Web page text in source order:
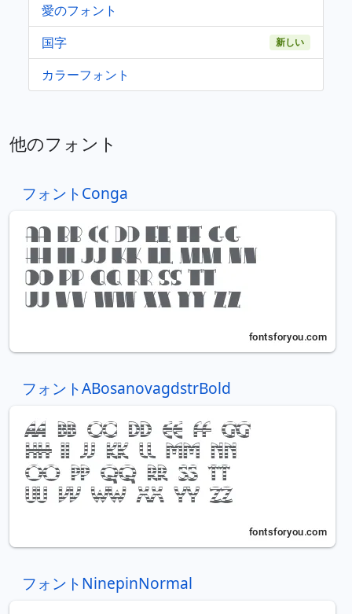
愛のフォント
国字
新しい
カラーフォント
他のフォント
フォントConga
フォントABosanovagdstrBold
フォントNinepinNormal